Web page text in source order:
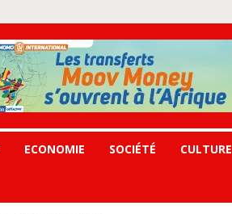
ECONOMIE SOCIÉTÉ CULTURE